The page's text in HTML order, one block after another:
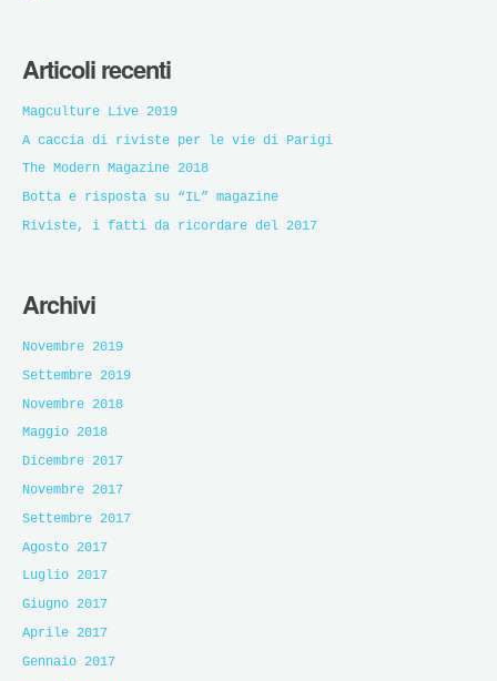
Articoli recenti
Magculture Live 2019
A caccia di riviste per le vie di Parigi
The Modern Magazine 2018
Botta e risposta su “IL” magazine
Riviste, i fatti da ricordare del 2017
Archivi
Novembre 2019
Settembre 2019
Novembre 2018
Maggio 2018
Dicembre 2017
Novembre 2017
Settembre 2017
Agosto 2017
Luglio 2017
Giugno 2017
Aprile 2017
Gennaio 2017